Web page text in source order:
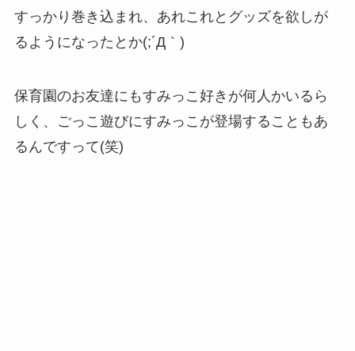
すっかり巻き込まれ、あれこれとグッズを欲しが
るようになったとか(;´Д｀)
保育園のお友達にもすみっこ好きが何人かいるら
しく、ごっこ遊びにすみっこが登場することもあ
るんですって(笑)